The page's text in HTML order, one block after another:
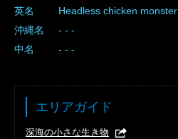
英名
Headless chicken monster
沖縄名
- - -
中名
- - -
エリアガイド
深海の小さな生き物